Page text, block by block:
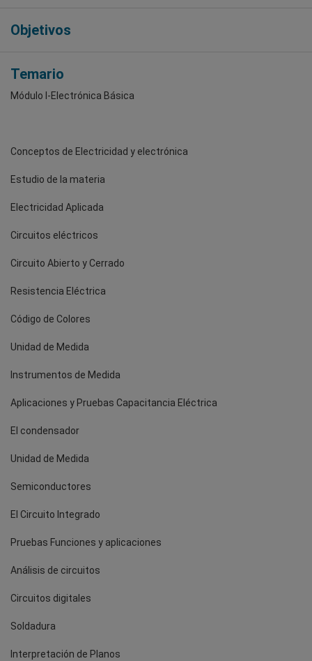
Objetivos
Temario
Módulo I-Electrónica Básica
Conceptos de Electricidad y electrónica
Estudio de la materia
Electricidad Aplicada
Circuitos eléctricos
Circuito Abierto y Cerrado
Resistencia Eléctrica
Código de Colores
Unidad de Medida
Instrumentos de Medida
Aplicaciones y Pruebas Capacitancia Eléctrica
El condensador
Unidad de Medida
Semiconductores
El Circuito Integrado
Pruebas Funciones y aplicaciones
Análisis de circuitos
Circuitos digitales
Soldadura
Interpretación de Planos